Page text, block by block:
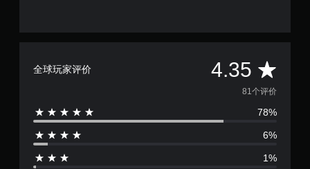
全球玩家评价 4.35 平
均
评
价
81个评价
78%
6%
1%